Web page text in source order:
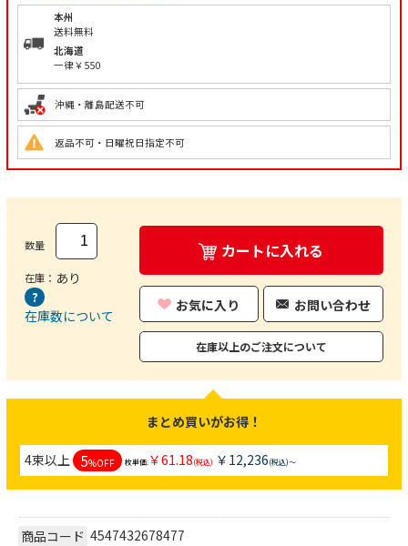
本州
送料無料
北海道
一律￥550
沖縄・離島配送不可
返品不可・日曜祝日指定不可
数量
在庫： あり
在庫数について
カートに入れる
お気に入り お問い合わせ
在庫以上のご注文について
まとめ買いがお得！
4束以上 5%OFF 枚単価:￥61.18(税込) ￥12,236(税込)～
商品コード 4547432678477